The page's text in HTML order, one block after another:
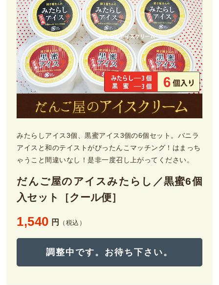
みたらしアイス3個、黒蜜アイス3個の6個セット。バニラ
アイスと和のテイストがぴったんこマッチング！はまっち
ゃうこと間違いなし！是非一度召し上がってください。
だんご屋のアイスみたらし／黒蜜6個
入セット［クール便］
1,540 円 （税込）
調整中です。お待ち下さい。